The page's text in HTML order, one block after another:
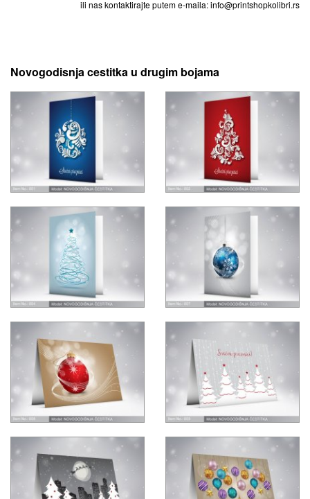
ili nas kontaktirajte putem e-maila: info@printshopkolibri.rs
Novogodisnja cestitka u drugim bojama